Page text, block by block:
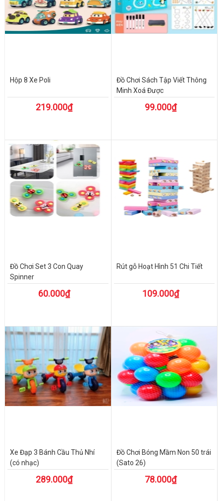
Hộp 8 Xe Poli
219.000₫
Đồ Chơi Sách Tập Viết Thông
Minh Xoá Được
99.000₫
Đồ Chơi Set 3 Con Quay
Spinner
60.000₫
Rút gỗ Hoạt Hình 51 Chi Tiết
109.000₫
Xe Đạp 3 Bánh Cầu Thủ Nhí
(có nhạc)
289.000₫
Đồ Chơi Bóng Mầm Non 50 trái
(Sato 26)
78.000₫